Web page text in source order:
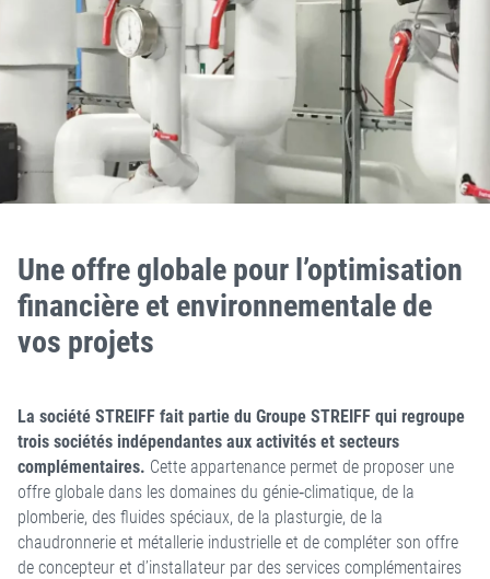
Une offre globale pour l’optimisation
financière et environnementale de
vos projets
La société STREIFF fait partie du Groupe STREIFF qui regroupe
trois sociétés indépendantes aux activités et secteurs
complémentaires. Cette appartenance permet de proposer une
offre globale dans les domaines du génie‑climatique, de la
plomberie, des fluides spéciaux, de la plasturgie, de la
chaudronnerie et métallerie industrielle et de compléter son offre
de concepteur et d’installateur par des services complémentaires